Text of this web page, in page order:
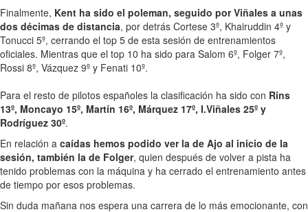
Finalmente, Kent ha sido el poleman, seguido por Viñales a unas
dos décimas de distancia, por detrás Cortese 3º, Khairuddin 4º y
Tonucci 5º, cerrando el top 5 de esta sesión de entrenamientos
oficiales. Mientras que el top 10 ha sido para Salom 6º, Folger 7º,
Rossi 8º, Vázquez 9º y Fenati 10º.
Para el resto de pilotos españoles la clasificación ha sido con Rins
13º, Moncayo 15º, Martín 16º, Márquez 17º, I.Viñales 25º y
Rodríguez 30º.
En relación a caídas hemos podido ver la de Ajo al inicio de la
sesión, también la de Folger, quien después de volver a pista ha
tenido problemas con la máquina y ha cerrado el entrenamiento antes
de tiempo por esos problemas.
Sin duda mañana nos espera una carrera de lo más emocionante, con